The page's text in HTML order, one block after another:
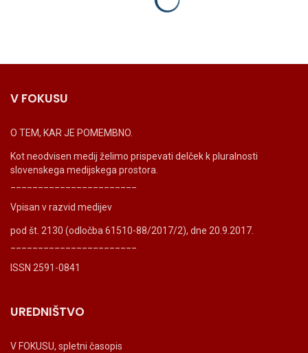
V FOKUSU
O TEM, KAR JE POMEMBNO.
Kot neodvisen medij želimo prispevati delček k pluralnosti
slovenskega medijskega prostora.
Vpisan v razvid medijev
pod št. 2130 (odločba 61510-88/2017/2), dne 20.9.2017.
ISSN 2591-0841
UREDNIŠTVO
V FOKUSU, spletni časopis